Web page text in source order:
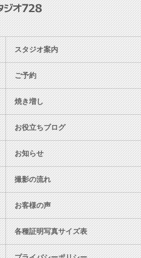
スタジオ案内
ご予約
焼き増し
お役立ちブログ
お知らせ
撮影の流れ
お客様の声
各種証明写真サイズ表